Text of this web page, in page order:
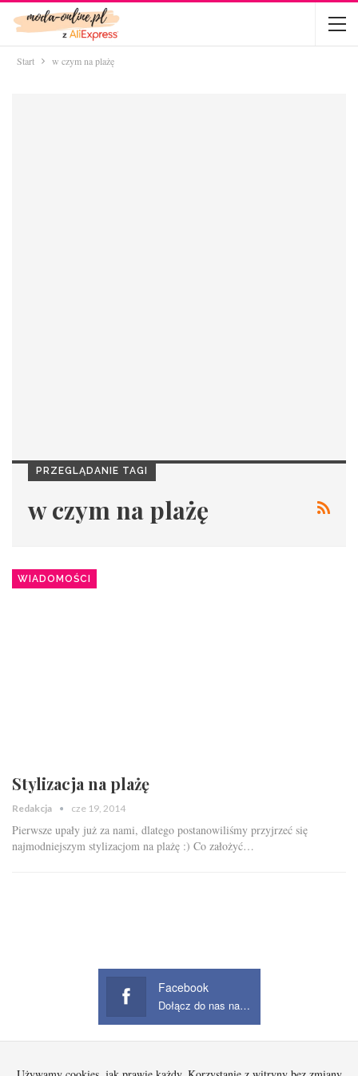
Start w czym na plażę
PRZEGLĄDANIE TAGI
w czym na plażę
WIADOMOŚCI
Stylizacja na plażę
Redakcja cze 19, 2014
Pierwsze upały już za nami, dlatego postanowiliśmy przyjrzeć się
najmodniejszym stylizacjom na plażę :) Co założyć…
Facebook
Dołącz do nas na Facebook